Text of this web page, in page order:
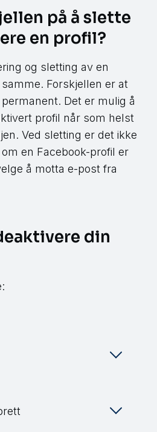
på å slette
en profil?
og sletting av en
Forskjellen er at
Det er mulig å
profil når som helst
Ved sletting er det ikke
en Facebook-profil er
å motta e-post fra
din